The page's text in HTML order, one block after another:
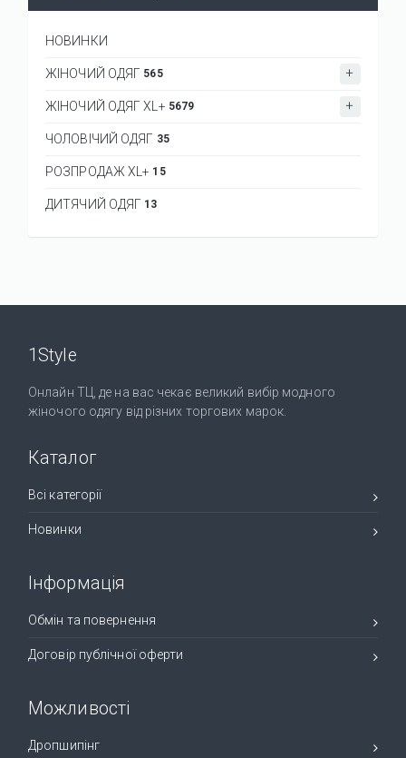
НОВИНКИ
ЖІНОЧИЙ ОДЯГ 565
ЖІНОЧИЙ ОДЯГ XL+ 5679
ЧОЛОВІЧИЙ ОДЯГ 35
РОЗПРОДАЖ XL+ 15
ДИТЯЧИЙ ОДЯГ 13
1Style
Онлайн ТЦ, де на вас чекає великий вибір модного
жіночого одягу від різних торгових марок.
Каталог
Всі категорії
Новинки
Інформація
Обмін та повернення
Договір публічної оферти
Можливості
Дропшипінг